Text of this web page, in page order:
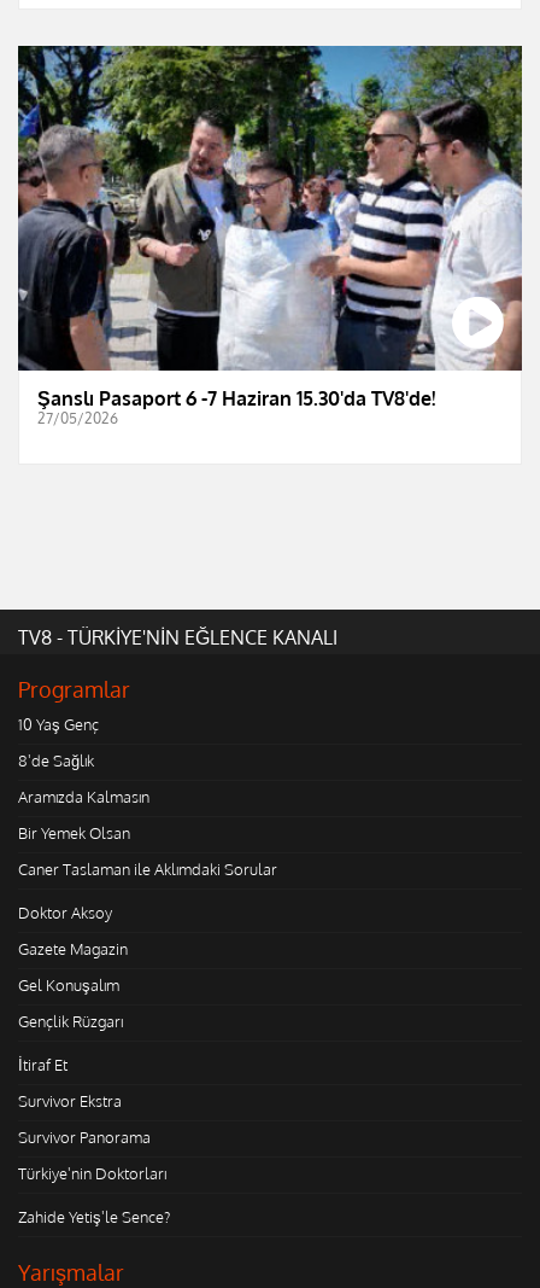
Şanslı Pasaport 6 -7 Haziran 15.30'da TV8'de!
27/05/2026
TV8 - TÜRKİYE'NİN EĞLENCE KANALI
Programlar
10 Yaş Genç
8'de Sağlık
Aramızda Kalmasın
Bir Yemek Olsan
Caner Taslaman ile Aklımdaki Sorular
Doktor Aksoy
Gazete Magazin
Gel Konuşalım
Gençlik Rüzgarı
İtiraf Et
Survivor Ekstra
Survivor Panorama
Türkiye'nin Doktorları
Zahide Yetiş'le Sence?
Yarışmalar